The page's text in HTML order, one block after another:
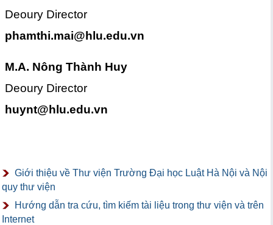
Deoury Director
phamthi.mai@hlu.edu.vn
M.A. Nông Thành Huy
Deoury Director
huynt@hlu.edu.vn
Giới thiệu về Thư viện Trường Đại học Luật Hà Nội và Nội
quy thư viện
Hướng dẫn tra cứu, tìm kiếm tài liệu trong thư viện và trên
Internet